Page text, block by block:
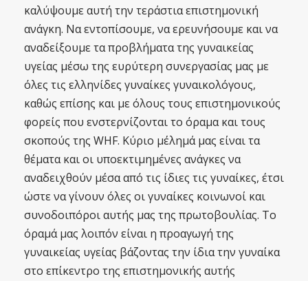
καλύψουμε αυτή την τεράστια επιστημονική
ανάγκη. Να εντοπίσουμε, να ερευνήσουμε και να
αναδείξουμε τα προβλήματα της γυναικείας
υγείας μέσω της ευρύτερη συνεργασίας μας με
όλες τις ελληνίδες γυναίκες γυναικολόγους,
καθώς επίσης και με όλους τους επιστημονικούς
φορείς που ενστερνίζονται το όραμα και τους
σκοπούς της WHF. Κύριο μέλημά μας είναι τα
θέματα και οι υποεκτιμημένες ανάγκες να
αναδειχθούν μέσα από τις ίδιες τις γυναίκες, έτσι
ώστε να γίνουν όλες οι γυναίκες κοινωνοί και
συνοδοιπόροι αυτής μας της πρωτοβουλίας. Το
όραμά μας λοιπόν είναι η προαγωγή της
γυναικείας υγείας βάζοντας την ίδια την γυναίκα
στο επίκεντρο της επιστημονικής αυτής